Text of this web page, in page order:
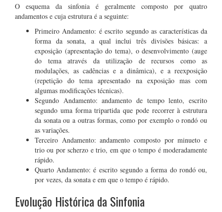
O esquema da sinfonia é geralmente composto por quatro
andamentos e cuja estrutura é a seguinte:
Primeiro Andamento: é escrito segundo as características da
forma da sonata, a qual inclui três divisões básicas: a
exposição (apresentação do tema), o desenvolvimento (auge
do tema através da utilização de recursos como as
modulações, as cadências e a dinâmica), e a reexposição
(repetição do tema apresentado na exposição mas com
algumas modificações técnicas).
Segundo Andamento: andamento de tempo lento, escrito
segundo uma forma tripartida que pode recorrer à estrutura
da sonata ou a outras formas, como por exemplo o rondó ou
as variações.
Terceiro Andamento: andamento composto por minueto e
trio ou por scherzo e trio, em que o tempo é moderadamente
rápido.
Quarto Andamento: é escrito segundo a forma do rondó ou,
por vezes, da sonata e em que o tempo é rápido.
Evolução Histórica da Sinfonia